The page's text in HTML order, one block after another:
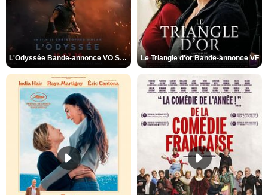
L'Odyssée Bande-annonce VO STFR Le Triangle d'or Bande-annonce VF